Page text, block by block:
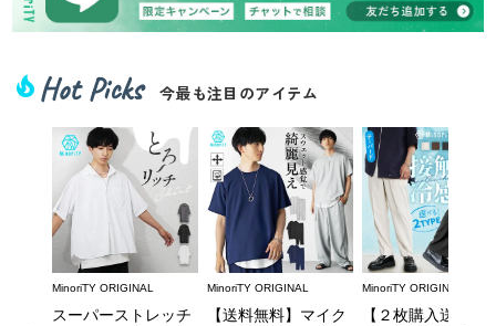
local_fire_department Hot Picks 今最も注目のアイテム
MinoriTY ORIGINAL
スーパーストレッチ
MinoriTY ORIGINAL
【送料無料】マイク
MinoriTY ORIGINAL
【２枚購入送料無